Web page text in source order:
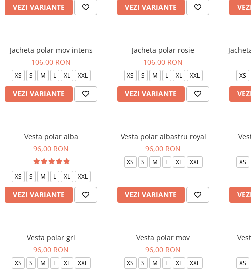
VEZI VARIANTE VEZI VARIANTE
Jacheta polar mov intens
106,00 RON
XS S M L XL XXL
VEZI VARIANTE
Jacheta polar rosie
106,00 RON
XS S M L XL XXL
VEZI VARIANTE
XS
Vesta polar alba
96,00 RON
XS S M L XL XXL
VEZI VARIANTE
Vesta polar albastru royal
96,00 RON
XS S M L XL XXL
VEZI VARIANTE
XS
Vesta polar gri
96,00 RON
XS S M L XL XXL
Vesta polar mov
96,00 RON
XS S M L XL XXL XS